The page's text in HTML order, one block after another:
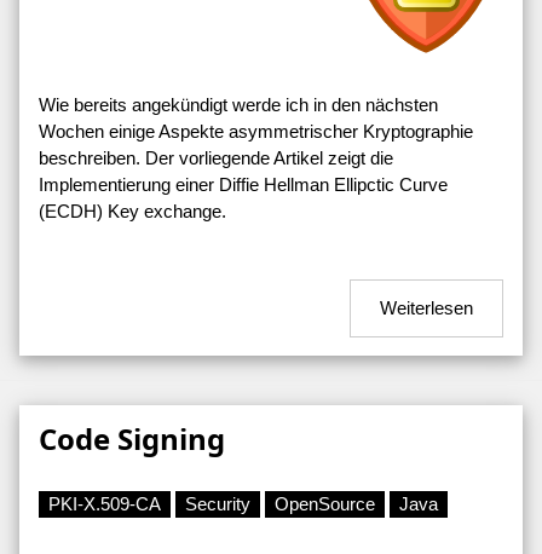
Wie bereits angekündigt werde ich in den nächsten
Wochen einige Aspekte asymmetrischer Kryptographie
beschreiben. Der vorliegende Artikel zeigt die
Implementierung einer Diffie Hellman Ellipctic Curve
(ECDH) Key exchange.
Weiterlesen
Code Signing
PKI-X.509-CA Security OpenSource Java